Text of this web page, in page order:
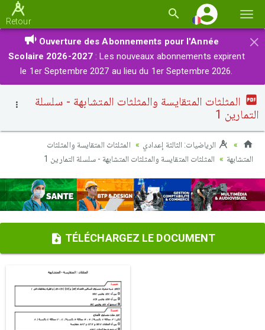
la
Retour
×
Ouverture des Abonnements pour l'Année
Scolaire 2026-2027 : Les nouveaux abonnements expirent
le 1er Septembre 2027 au lieu du 1er Septembre 2026.
المثلثات المتقايسة والمثلثات المتشابهة - سلسلة
التمارين 1
الرياضيات: الثالثة إعدادي
المثلثاث المتقايسة والمثلثات
المتشابهة
المثلثات المتقايسة والمثلثات المتشابهة - سلسلة التمارين 1
TÉLÉCHARGEZ LE DOCUMENT